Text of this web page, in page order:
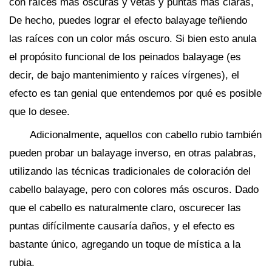
De hecho, puedes lograr el efecto balayage teñiendo
las raíces con un color más oscuro. Si bien esto anula
el propósito funcional de los peinados balayage (es
decir, de bajo mantenimiento y raíces vírgenes), el
efecto es tan genial que entendemos por qué es posible
que lo desee.
Adicionalmente, aquellos con cabello rubio también
pueden probar un balayage inverso, en otras palabras,
utilizando las técnicas tradicionales de coloración del
cabello balayage, pero con colores más oscuros. Dado
que el cabello es naturalmente claro, oscurecer las
puntas difícilmente causaría daños, y el efecto es
bastante único, agregando un toque de mística a la
rubia.